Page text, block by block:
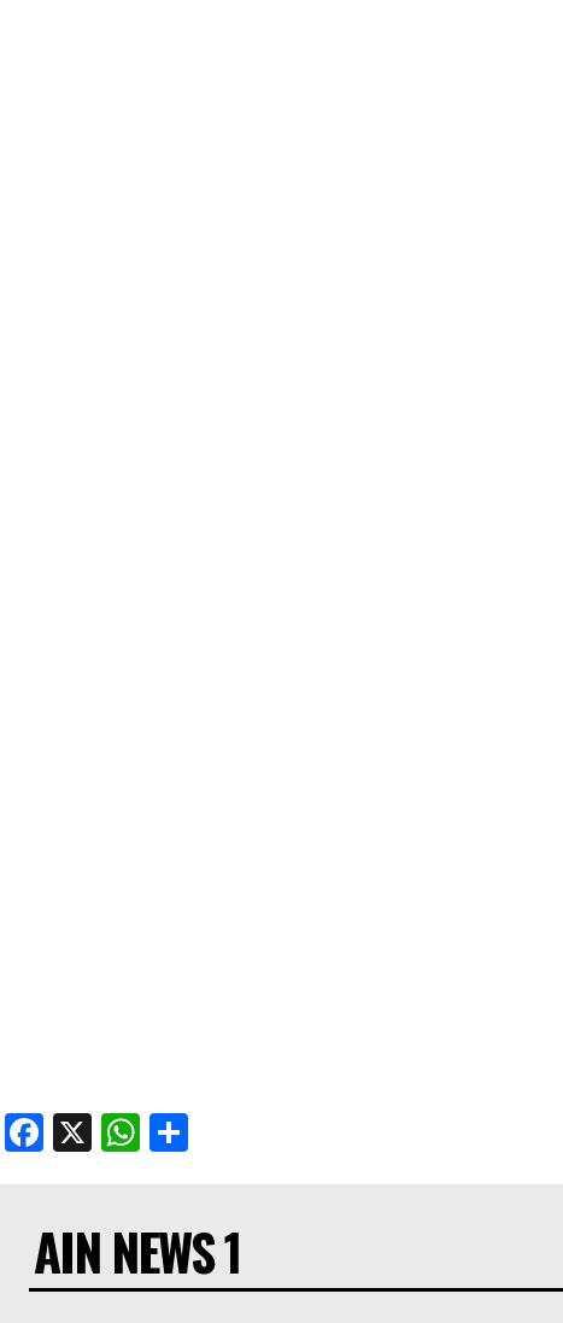
Facebook
X WhatsApp
AIN NEWS 1